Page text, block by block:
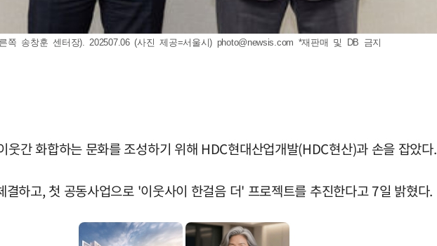
쪽 송창훈 센터장). 202507.06 (사진 제공=서울시) photo@newsis.com *재판매 및 DB 금지
간 화합하는 문화를 조성하기 위해 HDC현대산업개발(HDC현산)과 손을 잡았다.
하고, 첫 공동사업으로 '이웃사이 한걸음 더' 프로젝트를 추진한다고 7일 밝혔다.